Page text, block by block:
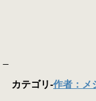
_ -=≦: : :
,
カテゴリ-作者：